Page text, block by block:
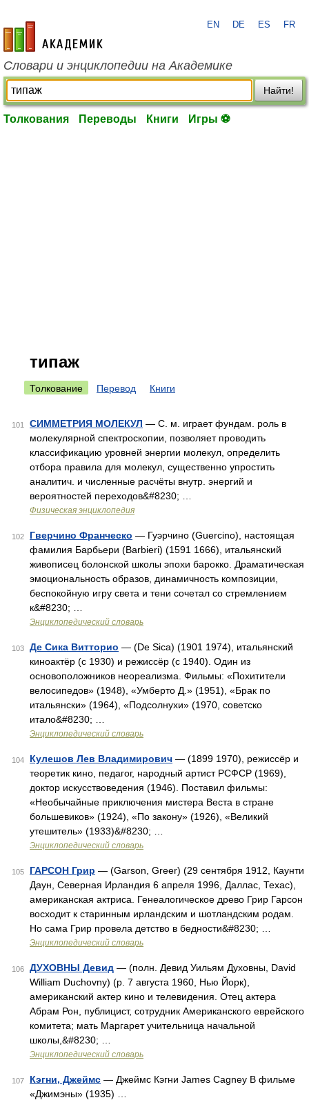
academic.ru
EN DE ES FR
Словари и энциклопедии на Академике
Найти!
Толкования Переводы Книги Игры ⚽
типаж
Толкование Перевод Книги
101 СИММЕТРИЯ МОЛЕКУЛ — С. м. играет фундам. роль в
молекулярной спектроскопии, позволяет проводить
классификацию уровней энергии молекул, определить
отбора правила для молекул, существенно упростить
аналитич. и численные расчёты внутр. энергий и
вероятностей переходов&#8230; …
Физическая энциклопедия
102 Гверчино Франческо — Гуэрчино (Guercino), настоящая
фамилия Барбьери (Barbieri) (1591 1666), итальянский
живописец болонской школы эпохи барокко. Драматическая
эмоциональность образов, динамичность композиции,
беспокойную игру света и тени сочетал со стремлением
к&#8230; …
Энциклопедический словарь
103 Де Сика Витторио — (De Sica) (1901 1974), итальянский
киноактёр (с 1930) и режиссёр (с 1940). Один из
основоположников неореализма. Фильмы: «Похитители
велосипедов» (1948), «Умберто Д.» (1951), «Брак по
итальянски» (1964), «Подсолнухи» (1970, советско
итало&#8230; …
Энциклопедический словарь
104 Кулешов Лев Владимирович — (1899 1970), режиссёр и
теоретик кино, педагог, народный артист РСФСР (1969),
доктор искусствоведения (1946). Поставил фильмы:
«Необычайные приключения мистера Веста в стране
большевиков» (1924), «По закону» (1926), «Великий
утешитель» (1933)&#8230; …
Энциклопедический словарь
105 ГАРСОН Грир — (Garson, Greer) (29 сентября 1912, Каунти
Даун, Северная Ирландия 6 апреля 1996, Даллас, Техас),
американская актриса. Генеалогическое древо Грир Гарсон
восходит к старинным ирландским и шотландским родам.
Но сама Грир провела детство в бедности&#8230; …
Энциклопедический словарь
106 ДУХОВНЫ Девид — (полн. Девид Уильям Духовны, David
William Duchovny) (р. 7 августа 1960, Нью Йорк),
американский актер кино и телевидения. Отец актера
Абрам Рон, публицист, сотрудник Американского еврейского
комитета; мать Маргарет учительница начальной
школы,&#8230; …
Энциклопедический словарь
107 Кэгни, Джеймс — Джеймс Кэгни James Cagney В фильме
«Джимэны» (1935) …